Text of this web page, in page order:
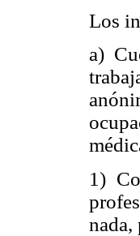
Los
a)
1)
nada,